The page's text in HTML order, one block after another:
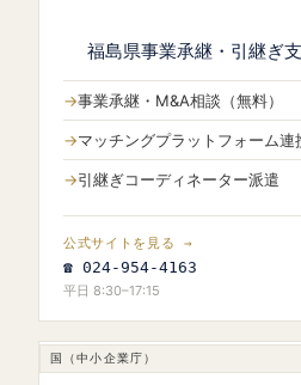
福島県事業承継・引継ぎ
事業承継・M&A相談（無料）
マッチングプラットフォーム連
引継ぎコーディネーター派遣
公式サイトを見る →
☎ 024-954-4163
平日 8:30–17:15
国（中小企業庁）